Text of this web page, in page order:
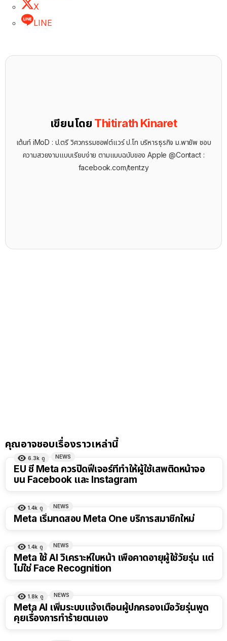
X
LINE
เขียนโดย Thitirath Kinaret
เต้นท์ iMoD : ป.ตรี วิศวกรรมซอฟต์แวร์ ป.โท บริหารธุรกิจ ม.พายัพ ชอบ
ความสวยงามแบบเรียบง่าย ตามแบบฉบับของ Apple @Contact :
facebook.com/tentzy
คุณอาจชอบเรื่องราวเหล่านี้
6.3k ดู NEWS
EU ชี้ Meta ควรปิดฟีเจอร์ที่ทำให้ผู้ใช้เสพติดหน้าจอ
บน Facebook และ Instagram
1.4k ดู NEWS
Meta เริ่มทดสอบ Meta One บริการสมาชิกใหม่
1.4k ดู NEWS
Meta ใช้ AI วิเคราะห์ใบหน้า เพื่อคาดอายุผู้ใช้วัยรุ่น แต่
ไม่ใช่ Face Recognition
1.8k ดู NEWS
Meta AI เพิ่มระบบแจ้งเตือนผู้ปกครองเมื่อวัยรุ่นพูด
คุยเรื่องการทำร้ายตนเอง